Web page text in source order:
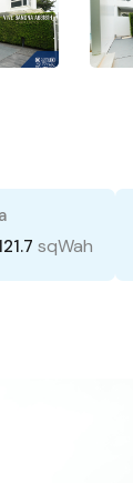
sqWah